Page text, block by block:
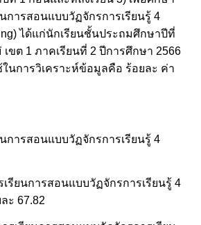
การสอนแบบวัฏจักรการเรียนรู้ 4
ได้แก่นักเรียนชั้นประถมศึกษาปีที่
ขต 1 ภาคเรียนที่ 2 ปีการศึกษา 2566
นการวิเคราะห์ข้อมูลคือ ร้อยละ ค่า
การสอนแบบวัฏจักรการเรียนรู้ 4
รียนการสอนแบบวัฏจักรการเรียนรู้ 4
ะ 67.82